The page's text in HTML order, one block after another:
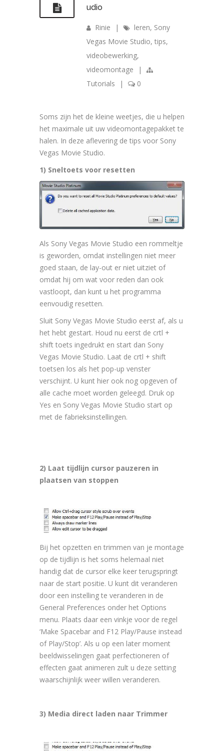
udio
Rinie | leren, Sony
Vegas Movie Studio, tips,
videobewerking,
videomontage
|
Tutorials
| 0
Soms zijn het de kleine weetjes, die u helpen
het maximale uit uw videomontagepakket te
halen. In deze aflevering de tips voor Sony
Vegas Movie Studio.
1) Sneltoets voor resetten
Als Sony Vegas Movie Studio een rommeltje
is geworden, omdat instellingen niet meer
goed staan, de lay-out er niet uitziet of
omdat hij om wat voor reden dan ook
vastloopt, dan kunt u het programma
eenvoudig resetten.
Sluit Sony Vegas Movie Studio eerst af, als u
het hebt gestart. Houd nu eerst de crtl +
shift toets ingedrukt en start dan Sony
Vegas Movie Studio. Laat de crtl + shift
toetsen los als het pop-up venster
verschijnt. U kunt hier ook nog opgeven of
alle cache moet worden geleegd. Druk op
Yes en Sony Vegas Movie Studio start op
met de fabrieksinstellingen.
2) Laat tijdlijn cursor pauzeren in
plaatsen van stoppen
Bij het opzetten en trimmen van je montage
op de tijdlijn is het soms helemaal niet
handig dat de cursor elke keer terugspringt
naar de start positie. U kunt dit veranderen
door een instelling te veranderen in de
General Preferences onder het Options
menu. Plaats daar een vinkje voor de regel
‘Make Spacebar and F12 Play/Pause instead
of Play/Stop’. Als u op een later moment
beeldwisselingen gaat perfectioneren of
effecten gaat animeren zult u deze setting
waarschijnlijk weer willen veranderen.
3) Media direct laden naar Trimmer